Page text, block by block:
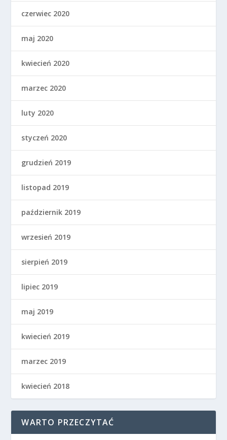
czerwiec 2020
maj 2020
kwiecień 2020
marzec 2020
luty 2020
styczeń 2020
grudzień 2019
listopad 2019
październik 2019
wrzesień 2019
sierpień 2019
lipiec 2019
maj 2019
kwiecień 2019
marzec 2019
kwiecień 2018
WARTO PRZECZYTAĆ